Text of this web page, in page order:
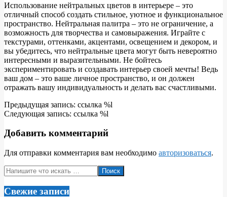
Использование нейтральных цветов в интерьере – это
отличный способ создать стильное, уютное и функциональное
пространство. Нейтральная палитра – это не ограничение, а
возможность для творчества и самовыражения. Играйте с
текстурами, оттенками, акцентами, освещением и декором, и
вы убедитесь, что нейтральные цвета могут быть невероятно
интересными и выразительными. Не бойтесь
экспериментировать и создавать интерьер своей мечты! Ведь
ваш дом – это ваше личное пространство, и он должен
отражать вашу индивидуальность и делать вас счастливыми.
2024-
12-
Предыдущая запись: ссылка %l
Следующая запись: ссылка %l
Добавить комментарий
Для отправки комментария вам необходимо авторизоваться.
Поиск
Свежие записи